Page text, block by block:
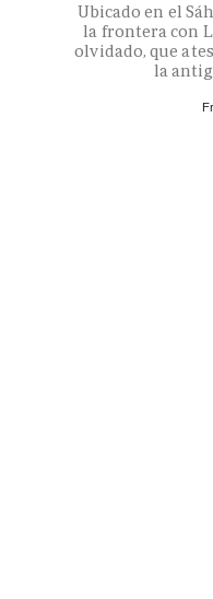
Ubicado en el
la frontera con
olvidado, que
la